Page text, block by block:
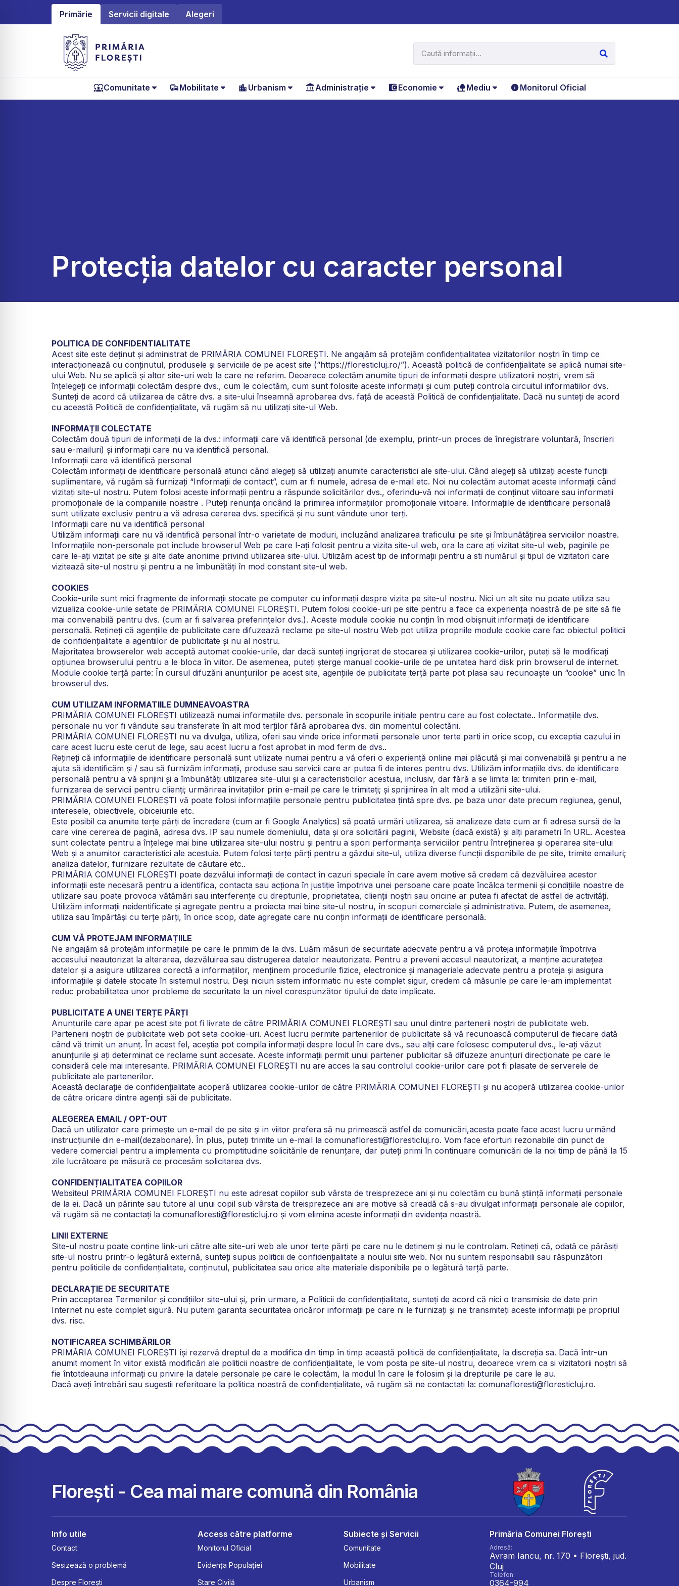
Primărie Servicii digitale Alegeri
Comunitate Mobilitate Urbanism Administrație Economie Mediu Monitorul Oficial
Protecția datelor cu caracter personal
POLITICA DE CONFIDENTIALITATE
Acest site este deținut și administrat de PRIMĂRIA COMUNEI FLOREȘTI. Ne angajăm să protejăm confidențialitatea vizitatorilor noștri în timp ce
interacționează cu conținutul, produsele și serviciile de pe acest site (“https://floresticluj.ro/”). Această politică de confidențialitate se aplică numai site-
ului Web. Nu se aplică și altor site-uri web la care ne referim. Deoarece colectăm anumite tipuri de informații despre utilizatorii noștri, vrem să
înțelegeți ce informații colectăm despre dvs., cum le colectăm, cum sunt folosite aceste informații și cum puteți controla circuitul informatiilor dvs.
Sunteți de acord că utilizarea de către dvs. a site-ului înseamnă aprobarea dvs. față de această Politică de confidențialitate. Dacă nu sunteți de acord
cu această Politică de confidențialitate, vă rugăm să nu utilizați site-ul Web.
INFORMAȚII COLECTATE
Colectăm două tipuri de informații de la dvs.: informații care vă identifică personal (de exemplu, printr-un proces de înregistrare voluntară, înscrieri
sau e-mailuri) și informații care nu va identifică personal.
Informații care vă identifică personal
Colectăm informații de identificare personală atunci când alegeți să utilizați anumite caracteristici ale site-ului. Când alegeți să utilizați aceste funcții
suplimentare, vă rugăm să furnizați “Informații de contact”, cum ar fi numele, adresa de e-mail etc. Noi nu colectăm automat aceste informații când
vizitați site-ul nostru. Putem folosi aceste informații pentru a răspunde solicitărilor dvs., oferindu-vă noi informații de conținut viitoare sau informații
promoționale de la companiile noastre . Puteți renunța oricând la primirea informațiilor promoționale viitoare. Informațiile de identificare personală
sunt utilizate exclusiv pentru a vă adresa cererea dvs. specifică și nu sunt vândute unor terți.
Informații care nu va identifică personal
Utilizăm informații care nu vă identifică personal într-o varietate de moduri, incluzând analizarea traficului pe site și îmbunătățirea serviciilor noastre.
Informațiile non-personale pot include browserul Web pe care l-ați folosit pentru a vizita site-ul web, ora la care ați vizitat site-ul web, paginile pe
care le-ați vizitat pe site și alte date anonime privind utilizarea site-ului. Utilizăm acest tip de informații pentru a sti numărul și tipul de vizitatori care
vizitează site-ul nostru și pentru a ne îmbunătăți în mod constant site-ul web.
COOKIES
Cookie-urile sunt mici fragmente de informații stocate pe computer cu informații despre vizita pe site-ul nostru. Nici un alt site nu poate utiliza sau
vizualiza cookie-urile setate de PRIMĂRIA COMUNEI FLOREȘTI. Putem folosi cookie-uri pe site pentru a face ca experiența noastră de pe site să fie
mai convenabilă pentru dvs. (cum ar fi salvarea preferințelor dvs.). Aceste module cookie nu conțin în mod obișnuit informații de identificare
personală. Rețineți că agențiile de publicitate care difuzează reclame pe site-ul nostru Web pot utiliza propriile module cookie care fac obiectul politicii
de confidențialitate a agentiilor de publicitate și nu al nostru.
Majoritatea browserelor web acceptă automat cookie-urile, dar dacă sunteți ingrijorat de stocarea și utilizarea cookie-urilor, puteți să le modificați
opțiunea browserului pentru a le bloca în viitor. De asemenea, puteți șterge manual cookie-urile de pe unitatea hard disk prin browserul de internet.
Module cookie terță parte: În cursul difuzării anunțurilor pe acest site, agențiile de publicitate terță parte pot plasa sau recunoaște un “cookie” unic în
browserul dvs.
CUM UTILIZAM INFORMATIILE DUMNEAVOASTRA
PRIMĂRIA COMUNEI FLOREȘTI utilizează numai informațiile dvs. personale în scopurile inițiale pentru care au fost colectate.. Informațiile dvs.
personale nu vor fi vândute sau transferate în alt mod terților fără aprobarea dvs. din momentul colectării.
PRIMĂRIA COMUNEI FLOREȘTI nu va divulga, utiliza, oferi sau vinde orice informatii personale unor terte parti in orice scop, cu exceptia cazului in
care acest lucru este cerut de lege, sau acest lucru a fost aprobat in mod ferm de dvs..
Rețineți că informațiile de identificare personală sunt utilizate numai pentru a vă oferi o experiență online mai plăcută și mai convenabilă și pentru a ne
ajuta să identificăm și / sau să furnizăm informații, produse sau servicii care ar putea fi de interes pentru dvs. Utilizăm informațiile dvs. de identificare
personală pentru a vă sprijini și a îmbunătăți utilizarea site-ului și a caracteristicilor acestuia, inclusiv, dar fără a se limita la: trimiteri prin e-mail,
furnizarea de servicii pentru clienți; urmărirea invitațiilor prin e-mail pe care le trimiteți; și sprijinirea în alt mod a utilizării site-ului.
PRIMĂRIA COMUNEI FLOREȘTI vă poate folosi informațiile personale pentru publicitatea țintă spre dvs. pe baza unor date precum regiunea, genul,
interesele, obiectivele, obiceiurile etc.
Este posibil ca anumite terțe părți de încredere (cum ar fi Google Analytics) să poată urmări utilizarea, să analizeze date cum ar fi adresa sursă de la
care vine cererea de pagină, adresa dvs. IP sau numele domeniului, data și ora solicitării paginii, Website (dacă există) și alți parametri în URL. Acestea
sunt colectate pentru a înțelege mai bine utilizarea site-ului nostru și pentru a spori performanța serviciilor pentru întreținerea și operarea site-ului
Web și a anumitor caracteristici ale acestuia. Putem folosi terțe părți pentru a găzdui site-ul, utiliza diverse funcții disponibile de pe site, trimite emailuri;
analiza datelor, furnizare rezultate de căutare etc..
PRIMĂRIA COMUNEI FLOREȘTI poate dezvălui informații de contact în cazuri speciale în care avem motive să credem că dezvăluirea acestor
informații este necesară pentru a identifica, contacta sau acționa în justiție împotriva unei persoane care poate încălca termenii și condițiile noastre de
utilizare sau poate provoca vătămări sau interferențe cu drepturile, proprietatea, clienții noștri sau oricine ar putea fi afectat de astfel de activități.
Utilizăm informații neidentificate și agregate pentru a proiecta mai bine site-ul nostru, în scopuri comerciale și administrative. Putem, de asemenea,
utiliza sau împărtăși cu terțe părți, în orice scop, date agregate care nu conțin informații de identificare personală.
CUM VĂ PROTEJAM INFORMAȚIILE
Ne angajăm să protejăm informațiile pe care le primim de la dvs. Luăm măsuri de securitate adecvate pentru a vă proteja informațiile împotriva
accesului neautorizat la alterarea, dezvăluirea sau distrugerea datelor neautorizate. Pentru a preveni accesul neautorizat, a menține acuratețea
datelor și a asigura utilizarea corectă a informațiilor, menținem procedurile fizice, electronice și manageriale adecvate pentru a proteja și asigura
informațiile și datele stocate în sistemul nostru. Deși niciun sistem informatic nu este complet sigur, credem că măsurile pe care le-am implementat
reduc probabilitatea unor probleme de securitate la un nivel corespunzător tipului de date implicate.
PUBLICITATE A UNEI TERȚE PĂRȚI
Anunțurile care apar pe acest site pot fi livrate de către PRIMĂRIA COMUNEI FLOREȘTI sau unul dintre partenerii noștri de publicitate web.
Partenerii noștri de publicitate web pot seta cookie-uri. Acest lucru permite partenerilor de publicitate să vă recunoască computerul de fiecare dată
când vă trimit un anunț. În acest fel, aceștia pot compila informații despre locul în care dvs., sau alții care folosesc computerul dvs., le-ați văzut
anunțurile și ați determinat ce reclame sunt accesate. Aceste informații permit unui partener publicitar să difuzeze anunțuri direcționate pe care le
consideră cele mai interesante. PRIMĂRIA COMUNEI FLOREȘTI nu are acces la sau controlul cookie-urilor care pot fi plasate de serverele de
publicitate ale partenerilor.
Această declarație de confidențialitate acoperă utilizarea cookie-urilor de către PRIMĂRIA COMUNEI FLOREȘTI și nu acoperă utilizarea cookie-urilor
de către oricare dintre agenții săi de publicitate.
ALEGEREA EMAIL / OPT-OUT
Dacă un utilizator care primește un e-mail de pe site și in viitor prefera să nu primească astfel de comunicări,acesta poate face acest lucru urmând
instrucțiunile din e-mail(dezabonare). În plus, puteți trimite un e-mail la comunafloresti@floresticluj.ro. Vom face eforturi rezonabile din punct de
vedere comercial pentru a implementa cu promptitudine solicitările de renunțare, dar puteți primi în continuare comunicări de la noi timp de până la 15
zile lucrătoare pe măsură ce procesăm solicitarea dvs.
CONFIDENȚIALITATEA COPIILOR
Websiteul PRIMĂRIA COMUNEI FLOREȘTI nu este adresat copiilor sub vârsta de treisprezece ani și nu colectăm cu bună știință informații personale
de la ei. Dacă un părinte sau tutore al unui copil sub vârsta de treisprezece ani are motive să creadă că s-au divulgat informații personale ale copiilor,
vă rugăm să ne contactați la comunafloresti@floresticluj.ro și vom elimina aceste informații din evidența noastră.
LINII EXTERNE
Site-ul nostru poate conține link-uri către alte site-uri web ale unor terțe părți pe care nu le deținem și nu le controlam. Rețineți că, odată ce părăsiți
site-ul nostru printr-o legătură externă, sunteți supus politicii de confidențialitate a noului site web. Noi nu suntem responsabili sau răspunzători
pentru politicile de confidențialitate, conținutul, publicitatea sau orice alte materiale disponibile pe o legătură terță parte.
DECLARAȚIE DE SECURITATE
Prin acceptarea Termenilor și condițiilor site-ului și, prin urmare, a Politicii de confidențialitate, sunteți de acord că nici o transmisie de date prin
Internet nu este complet sigură. Nu putem garanta securitatea oricăror informații pe care ni le furnizați și ne transmiteți aceste informații pe propriul
dvs. risc.
NOTIFICAREA SCHIMBĂRILOR
PRIMĂRIA COMUNEI FLOREȘTI își rezervă dreptul de a modifica din timp în timp această politică de confidențialitate, la discreția sa. Dacă într-un
anumit moment în viitor există modificări ale politicii noastre de confidențialitate, le vom posta pe site-ul nostru, deoarece vrem ca si vizitatorii noștri să
fie întotdeauna informați cu privire la datele personale pe care le colectăm, la modul în care le folosim și la drepturile pe care le au.
Dacă aveți întrebări sau sugestii referitoare la politica noastră de confidențialitate, vă rugăm să ne contactați la: comunafloresti@floresticluj.ro.
Florești - Cea mai mare comună din România
Info utile
Contact
Sesizează o problemă
Despre Florești
Access către platforme
Monitorul Oficial
Evidența Populației
Stare Civilă
Subiecte și Servicii
Comunitate
Mobilitate
Urbanism
Primăria Comunei Florești
Adresă:
Avram Iancu, nr. 170 • Florești, jud.
Cluj
Telefon:
0364-994